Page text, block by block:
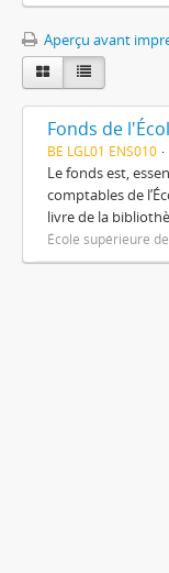
Aperçu avant
BE LGL01 ENS010
Le fonds est,
comptables de
livre de la
École supérieure